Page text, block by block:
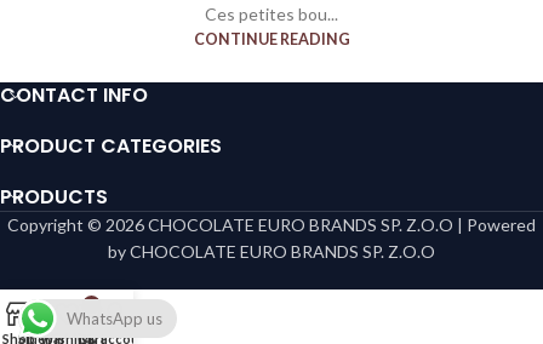
Ces petites bou...
CONTINUE READING
CONTACT INFO
PRODUCT CATEGORIES
PRODUCTS
Copyright © 2026 CHOCOLATE EURO BRANDS SP. Z.O.O | Powered
by CHOCOLATE EURO BRANDS SP. Z.O.O
ShopSidebarWishlistCart
My account
WhatsApp us